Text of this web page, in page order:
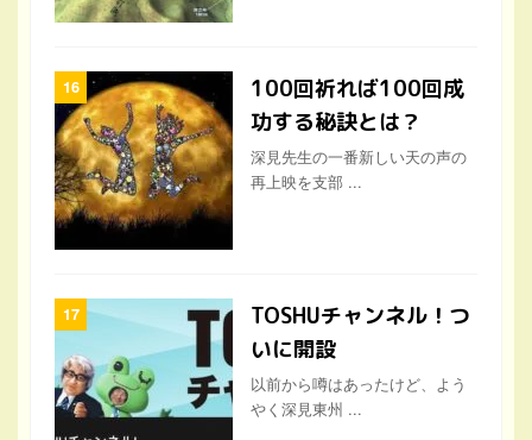
100回祈れば100回成
功する秘訣とは？
深見先生の一番新しい天の声の
再上映を支部 ...
TOSHUチャンネル！つ
いに開設
以前から噂はあったけど、よう
やく深見東州 ...